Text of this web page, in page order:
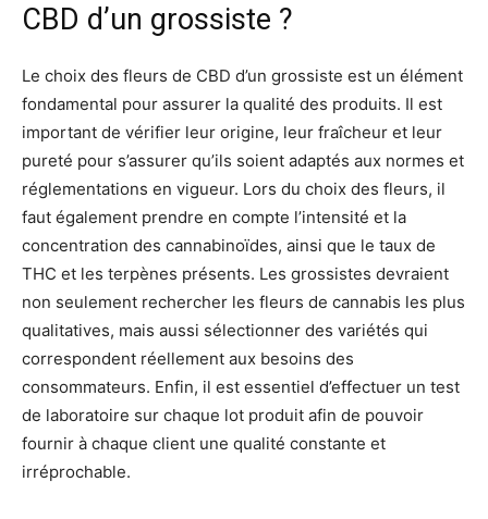
CBD d’un grossiste ?
Le choix des fleurs de CBD d’un grossiste est un élément
fondamental pour assurer la qualité des produits. Il est
important de vérifier leur origine, leur fraîcheur et leur
pureté pour s’assurer qu’ils soient adaptés aux normes et
réglementations en vigueur. Lors du choix des fleurs, il
faut également prendre en compte l’intensité et la
concentration des cannabinoïdes, ainsi que le taux de
THC et les terpènes présents. Les grossistes devraient
non seulement rechercher les fleurs de cannabis les plus
qualitatives, mais aussi sélectionner des variétés qui
correspondent réellement aux besoins des
consommateurs. Enfin, il est essentiel d’effectuer un test
de laboratoire sur chaque lot produit afin de pouvoir
fournir à chaque client une qualité constante et
irréprochable.